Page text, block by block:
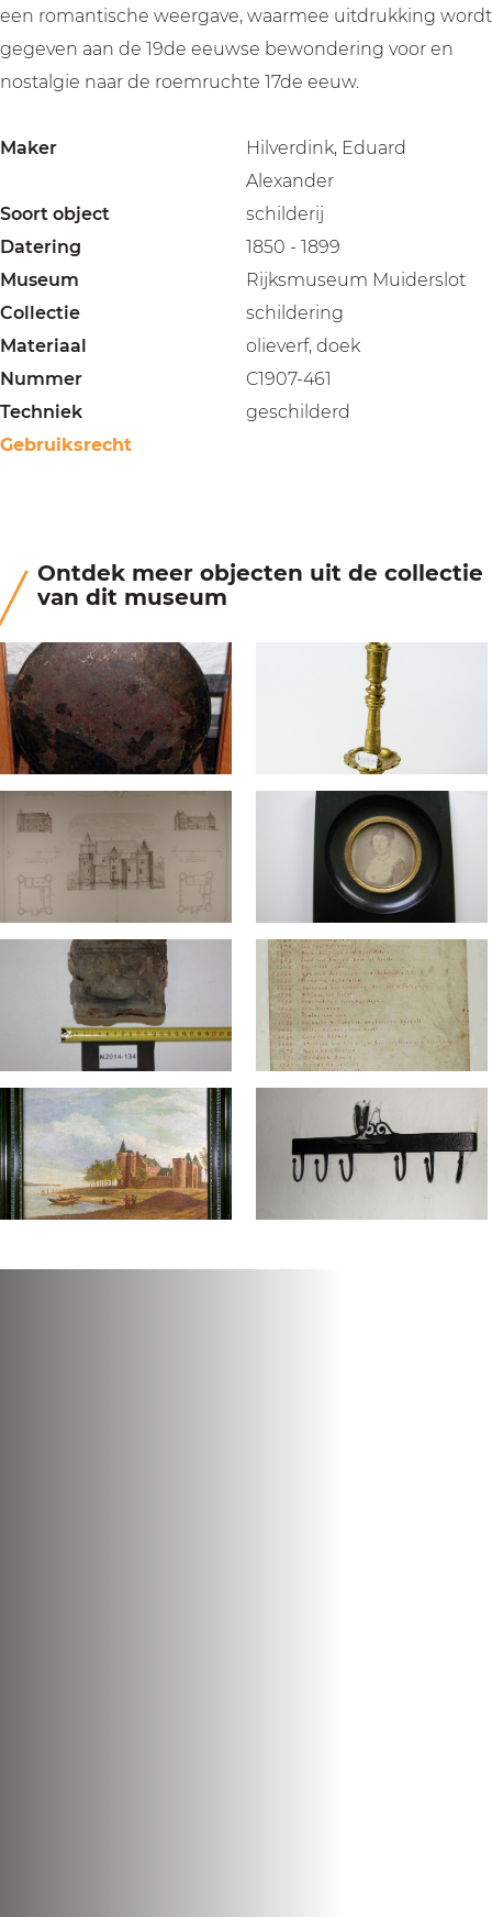
een romantische weergave, waarmee uitdrukking wordt
gegeven aan de 19de eeuwse bewondering voor en
nostalgie naar de roemruchte 17de eeuw.
Maker
Hilverdink, Eduard
Alexander
Soort object
schilderij
Datering
1850 - 1899
Museum
Rijksmuseum Muiderslot
Collectie
schildering
Materiaal
olieverf, doek
Nummer
C1907-461
Techniek
geschilderd
Gebruiksrecht
Ontdek meer objecten uit de collectie
van dit museum